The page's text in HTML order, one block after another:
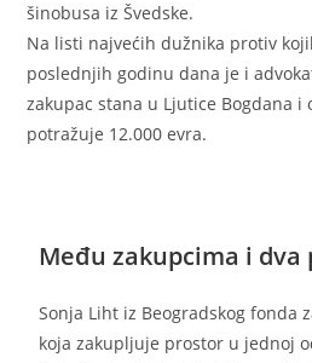
šinobusa iz Švedske.
Na listi najvećih dužnika protiv
poslednjih godinu dana je i
zakupac stana u Ljutice Bogdana i
potražuje 12.000 evra.
Među zakupcima i
Sonja Liht iz Beogradskog fonda
koja zakupljuje prostor u jednoj